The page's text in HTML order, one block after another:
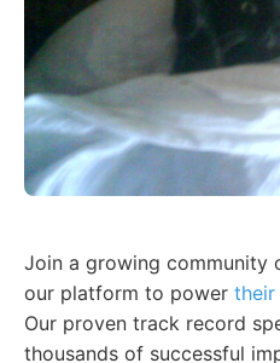
Join a growing community
our platform to power their
Our proven track record
thousands of successful